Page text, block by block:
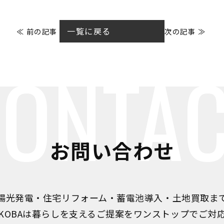
≪ 前の記事 一覧に戻る 次の記事 ≫
CONTACT
お問い合わせ
光発電・住宅リフォーム・蓄電池導入・土地買取まで
は暮らしを支えるご提案をワンストップでご対応